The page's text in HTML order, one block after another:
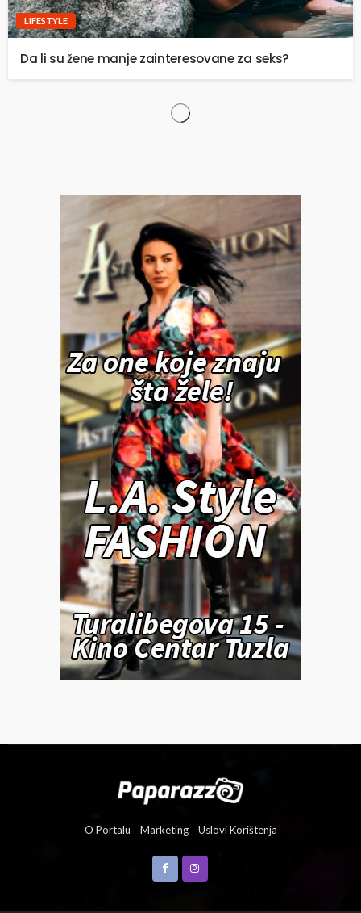
LIFESTYLE
Da li su žene manje zainteresovane za seks?
O Portalu Marketing Uslovi Korištenja